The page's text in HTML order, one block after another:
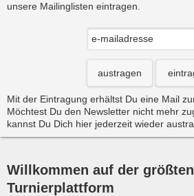
unsere Mailinglisten eintragen.
austragen
Mit der Eintragung erhältst Du eine Mail
Möchtest Du den Newsletter nicht mehr
kannst Du Dich hier jederzeit wieder
Willkommen auf der
Turnierplattform